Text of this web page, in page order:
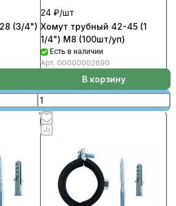
(3/4")
24 ₽/шт
Хомут трубный 42-45 (1
1/4") М8 (100шт/уп)
Есть в наличии
Арт. 00000002690
В корзину